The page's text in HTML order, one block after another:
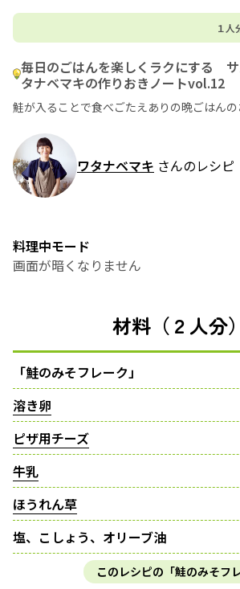
１人
毎日のごはんを楽しくラクにする
タナベマキの作りおきノートvol.12
鮭が入ることで食べごたえありの晩ごはん
ワタナベマキ さんのレシピ
料理中モード
画面が暗くなりません
材料（２人分）
「鮭のみそフレーク」
溶き卵
ピザ用チーズ
牛乳
ほうれん草
塩、こしょう、オリーブ油
このレシピの「鮭のみそフ